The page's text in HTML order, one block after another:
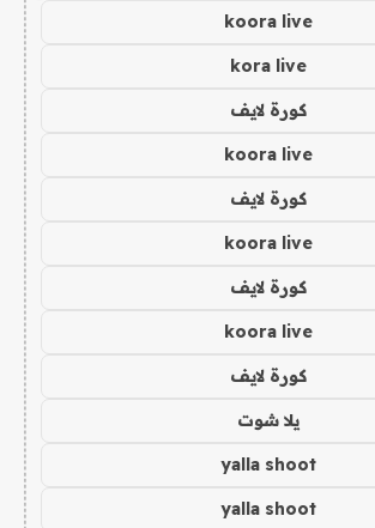
koora live
kora live
كورة لايف
koora live
كورة لايف
koora live
كورة لايف
koora live
كورة لايف
يلا شوت
yalla shoot
yalla shoot